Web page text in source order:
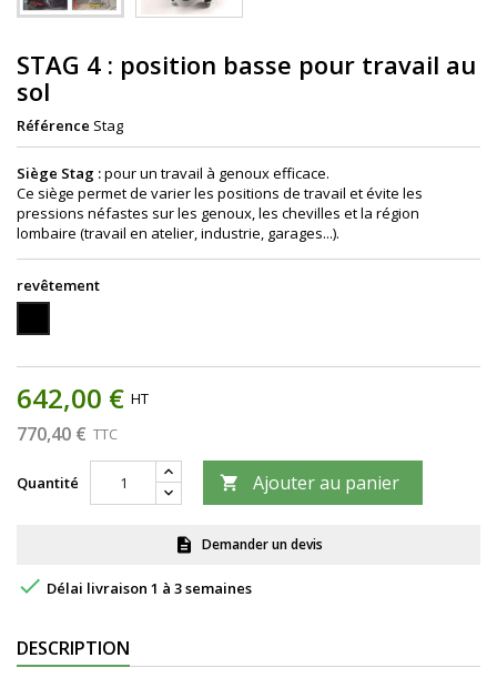
STAG 4 : position basse pour travail au
sol
Référence Stag
Siège Stag :pour un travail à genoux efficace.
Ce siège permet de varier les positions de travail et évite les
pressions néfastes sur les genoux, les chevilles et la région
lombaire (travail en atelier, industrie, garages...).
revêtement
642,00 € HT
770,40 € TTC
Quantité  Ajouter au panier
description Demander un devis
 Délai livraison 1 à 3 semaines
DESCRIPTION